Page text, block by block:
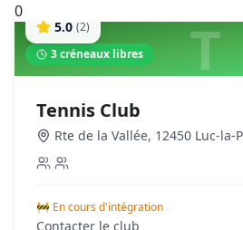
0
T
5.0 (2)
3créneaux libres
Tennis Club
Rte de la Vallée, 12450 Luc-la-
Luc-la-Primaube
🚧 En cours d'intégration
Contacter le club